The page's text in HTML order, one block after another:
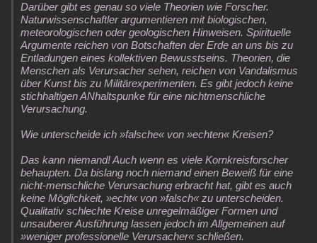
Darüber gibt es genau so viele Theorien wie Forscher.
Naturwissenschaftler argumentieren mit biologischen,
meteorologischen oder geologischen Hinweisen. Spirituelle
Argumente reichen von Botschaften der Erde an uns bis zu
Entladungen eines kollektiven Bewusstseins. Theorien, die
Menschen als Verursacher sehen, reichen von Vandalismus
über Kunst bis zu Militärexperimenten. Es gibt jedoch keine
stichhaltigen ANhaltspunke für eine nichtmenschliche
Verursachung.
Wie unterscheide ich »falsche« von »echten« Kreisen?
Das kann niemand! Auch wenn es viele Kornkreisforscher
behaupten. Da bislang noch niemand einen Beweiß für eine
nicht-menschliche Verursachung erbracht hat, gibt es auch
keine Möglichkeit, »echt« von »falsch« zu unterscheiden.
Qualitativ schlechte Kreise unregelmäßiger Formen und
unsauberer Ausführung lassen jedoch im Allgemeinen auf
»weniger professionelle Verursacher« schließen.